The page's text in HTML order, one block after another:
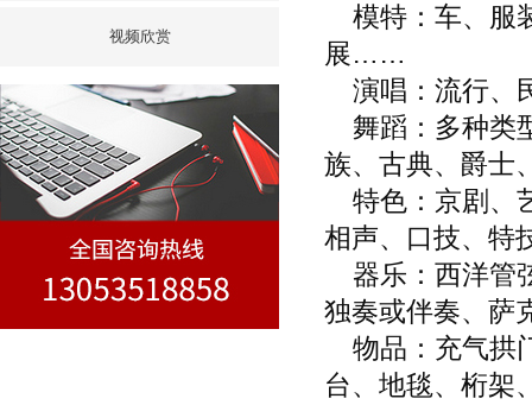
视频欣赏
模特：车、服
展……
演唱：流行、
舞蹈：多种类
族、古典、爵士
特色：京剧、
相声、口技、特
器乐：西洋管
独奏或伴奏、萨
物品：充气拱
台、地毯、桁架